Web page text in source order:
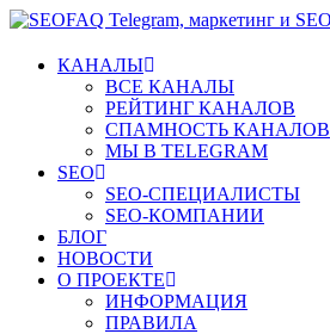
КАНАЛЫ
ВСЕ КАНАЛЫ
РЕЙТИНГ КАНАЛОВ
СПАМНОСТЬ КАНАЛОВ
МЫ В TELEGRAM
SEO
SEO-СПЕЦИАЛИСТЫ
SEO-КОМПАНИИ
БЛОГ
НОВОСТИ
О ПРОЕКТЕ
ИНФОРМАЦИЯ
ПРАВИЛА